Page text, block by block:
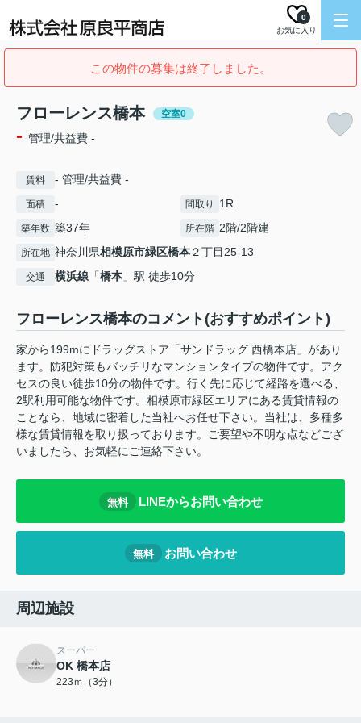
お気に入り
0
この物件の募集は終了しました。
フローレンス橋本 空室0
- 管理/共益費 -
賃料 - 管理/共益費 -
面積 - 間取り 1R
築年数 築37年 所在階 2階/2階建
所在地 神奈川県相模原市緑区橋本２丁目25-13
交通 横浜線 「橋本 」駅 徒歩10分
フローレンス橋本のコメント(おすすめポイント)
家から199mにドラッグストア「サンドラッグ 西橋本店」があり
ます。防犯対策もバッチリなマンションタイプの物件です。アク
セスの良い徒歩10分の物件です。行く先に応じて経路を選べる、
2駅利用可能な物件です。相模原市緑区エリアにある賃貸情報の
ことなら、地域に密着した当社へお任せ下さい。当社は、多種多
様な賃貸情報を取り扱っております。ご要望や不明な点などござ
いましたら、お気軽にご連絡下さい。
無料 LINEからお問い合わせ
無料 お問い合わせ
周辺施設
スーパー
OK 橋本店
223ｍ（3分）